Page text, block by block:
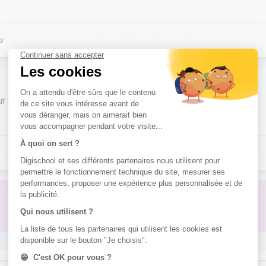
ce métier ?
Pas de réponse à ton problème ?